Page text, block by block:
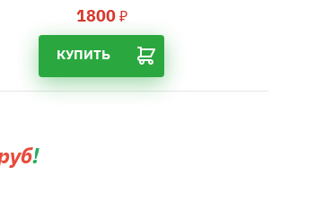
1800 ₽
КУПИТЬ
!